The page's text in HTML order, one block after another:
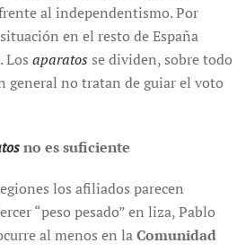
al independentismo. Por
en el resto de España
Los aparatos se dividen, sobre todo
general no tratan de guiar el voto
no es suficiente
los afiliados parecen
“peso pesado” en liza, Pablo
al menos en laComunidad